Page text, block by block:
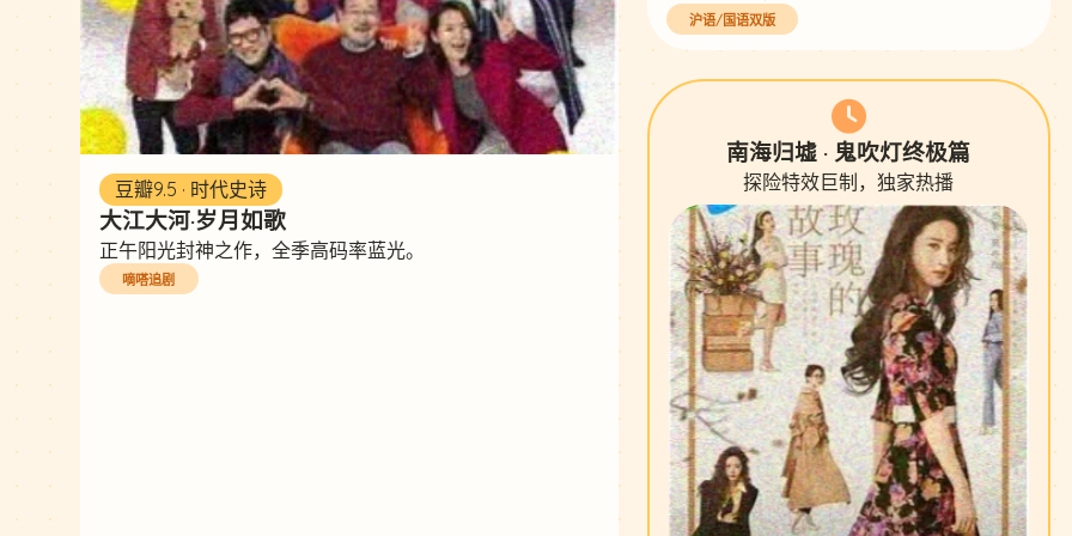
豆瓣9.5 · 时代史诗
大江大河·岁月如歌
正午阳光封神之作，全季高码率蓝光。
嘀嗒追剧
沪语/国语双版
南海归墟 · 鬼吹灯终极篇
探险特效巨制，独家热播